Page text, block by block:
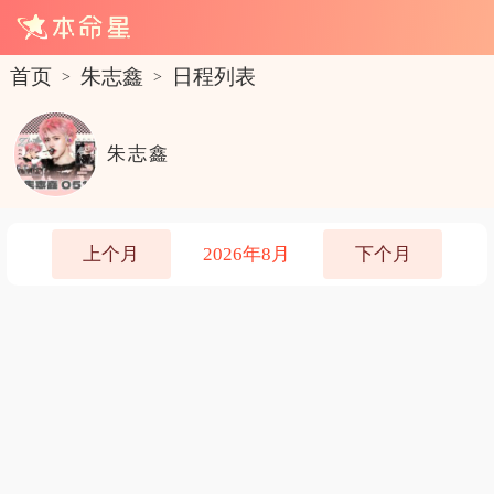
首页 > 朱志鑫 > 日程列表
朱志鑫
上个月 2026年8月 下个月